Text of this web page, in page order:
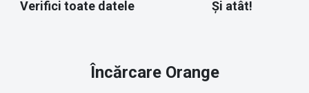
Verifici toate datele Și atât!
Încărcare Orange